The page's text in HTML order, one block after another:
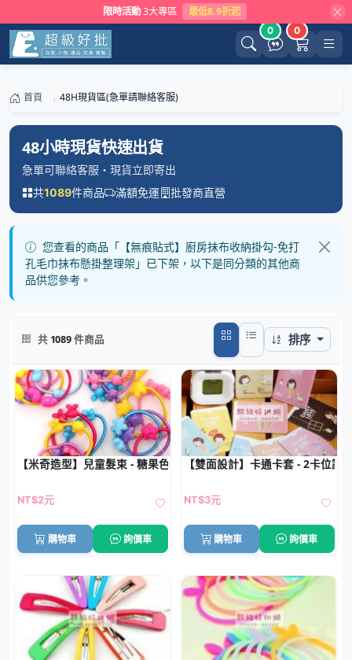
限時活動 3大專區 最低8.9折起
0 0
首頁 48H現貨區(急單請聯絡客服)
48小時現貨快速出貨
急單可聯絡客服・現貨立即寄出
共1089件商品 滿額免運 批發商直營
您查看的商品「【無痕貼式】廚房抹布收納掛勾-免打
孔毛巾抹布懸掛整理架」已下架，以下是同分類的其他商
品供您參考。
共 1089件商品 排序
【米奇造型】兒童髮束 - 糖果色彈力髮圈
NT$2元
購物車 詢價車
【雙面設計】卡通卡套 - 2卡位證
NT$3元
購物車 詢價車